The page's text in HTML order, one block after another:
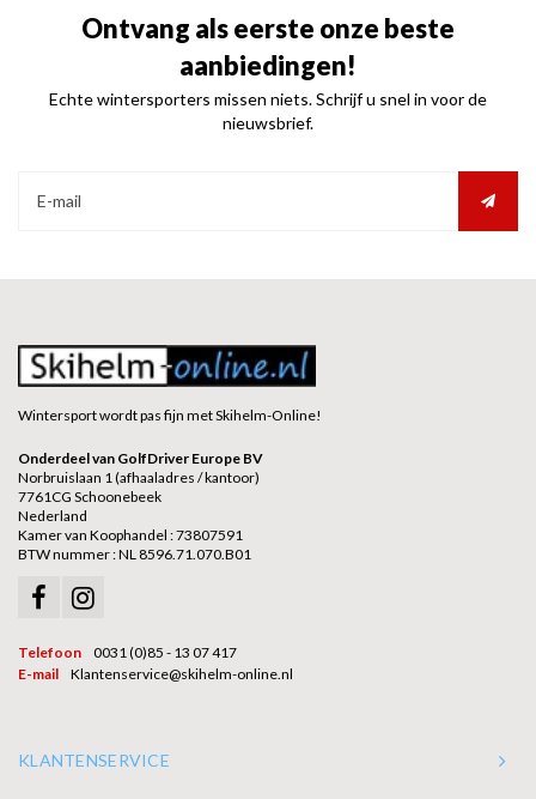
Ontvang als eerste onze beste
aanbiedingen!
Echte wintersporters missen niets. Schrijf u snel in voor de
nieuwsbrief.
Wintersport wordt pas fijn met Skihelm-Online!
Onderdeel van GolfDriver Europe BV
Norbruislaan 1 (afhaaladres / kantoor)
7761CG Schoonebeek
Nederland
Kamer van Koophandel : 73807591
BTW nummer : NL 8596.71.070.B01
Telefoon
0031 (0)85 - 13 07 417
E-mail
Klantenservice@skihelm-online.nl
KLANTENSERVICE